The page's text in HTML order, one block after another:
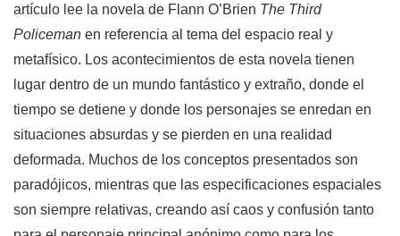
artículo lee la novela de Flann O’Brien The Third
Policeman en referencia al tema del espacio real y
metafísico. Los acontecimientos de esta novela tienen
lugar dentro de un mundo fantástico y extraño, donde el
tiempo se detiene y donde los personajes se enredan en
situaciones absurdas y se pierden en una realidad
deformada. Muchos de los conceptos presentados son
paradójicos, mientras que las especificaciones espaciales
son siempre relativas, creando así caos y confusión tanto